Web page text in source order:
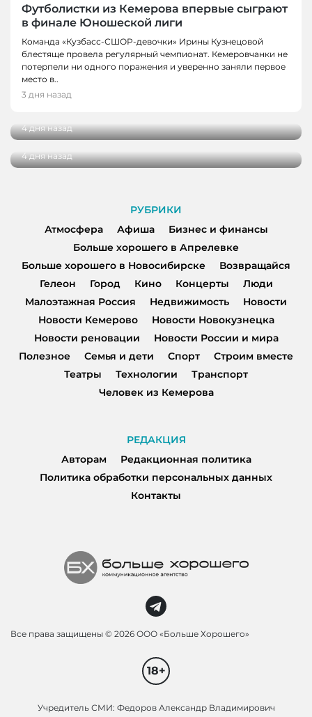
Футболистки из Кемерова впервые сыграют
в финале Юношеской лиги
Команда «Кузбасс-СШОР-девочки» Ирины Кузнецовой
блестяще провела регулярный чемпионат. Кемеровчанки не
потерпели ни одного поражения и уверенно заняли первое
место в..
3 дня назад
НОВОСТИ, НОВОСТИ КЕМЕРОВО
В Кемерове выбрали лучшую практику
4 дня назад
НОВОСТИ, НОВОСТИ КЕМЕРОВО, НОВОСТИ
НОВОКУЗНЕЦКА
проектов
4 дня назад
РУБРИКИ
Атмосфера
Афиша
Бизнес и финансы
Больше хорошего в Апрелевке
Больше хорошего в Новосибирске
Возвращайся
Гелеон
Город Кино Концерты
Люди
Малоэтажная Россия
Недвижимость
Новости
Новости Кемерово
Новости Новокузнецка
Новости реновации
Новости России и мира
Полезное
Семья и дети Спорт
Строим вместе
Театры
Технологии
Транспорт
Человек из Кемерова
РЕДАКЦИЯ
Авторам
Редакционная политика
Политика обработки персональных данных
Контакты
Все права защищены © 2026 ООО «Больше Хорошего»
18+
Учредитель СМИ: Федоров Александр Владимирович